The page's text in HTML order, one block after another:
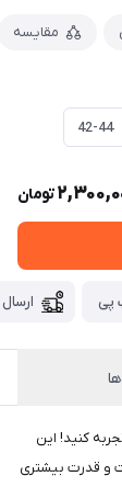
مقایسه
42-44
تومان
کنید! این
و قدرت بیشتری